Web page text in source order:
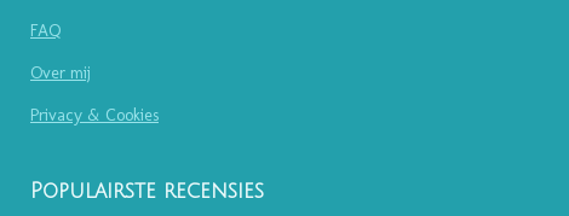
FAQ
Over mij
Privacy & Cookies
Populairste recensies